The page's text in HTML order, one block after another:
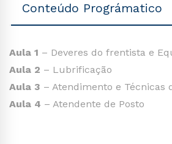
Conteúdo Prográmatico
Aula 1 – Deveres do frentista e
Aula 2 – Lubrificação
Aula 3 – Atendimento e Técnicas
Aula 4 – Atendente de Posto